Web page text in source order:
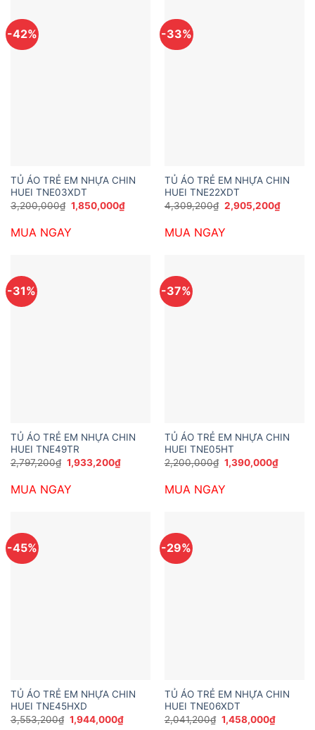
-42%
TỦ ÁO TRẺ EM NHỰA CHIN
HUEI TNE03XDT
3,200,000₫ Giá
gốc
3,200,000₫.
1,850,000₫Giá
hiện
1,850,000₫.
MUA NGAY
-33%
TỦ ÁO TRẺ EM NHỰA CHIN
HUEI TNE22XDT
4,309,200₫ Giá
gốc
4,309,200₫.
2,905,200₫Giá
hiện
MUA NGAY
-31%
TỦ ÁO TRẺ EM NHỰA CHIN
HUEI TNE49TR
2,797,200₫ Giá
gốc
2,797,200₫.
1,933,200₫Giá
hiện
MUA NGAY
-37%
TỦ ÁO TRẺ EM NHỰA CHIN
HUEI TNE05HT
2,200,000₫ Giá
gốc
2,200,000₫.
1,390,000₫Giá
hiện
MUA NGAY
-45%
TỦ ÁO TRẺ EM NHỰA CHIN
HUEI TNE45HXD
3,553,200₫ Giá
1,944,000₫Giá
-29%
TỦ ÁO TRẺ EM NHỰA CHIN
HUEI TNE06XDT
2,041,200₫ Giá
1,458,000₫Giá